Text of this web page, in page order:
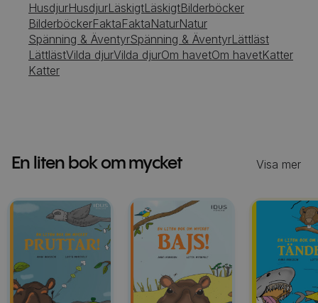
HusdjurHusdjurLäskigtLäskigtBilderböcker
BilderböckerFaktaFaktaNaturNatur
Spänning & ÄventyrSpänning & ÄventyrLättläst
LättlästVilda djurVilda djurOm havetOm havetKatter
Katter
En liten bok om mycket Visa mer